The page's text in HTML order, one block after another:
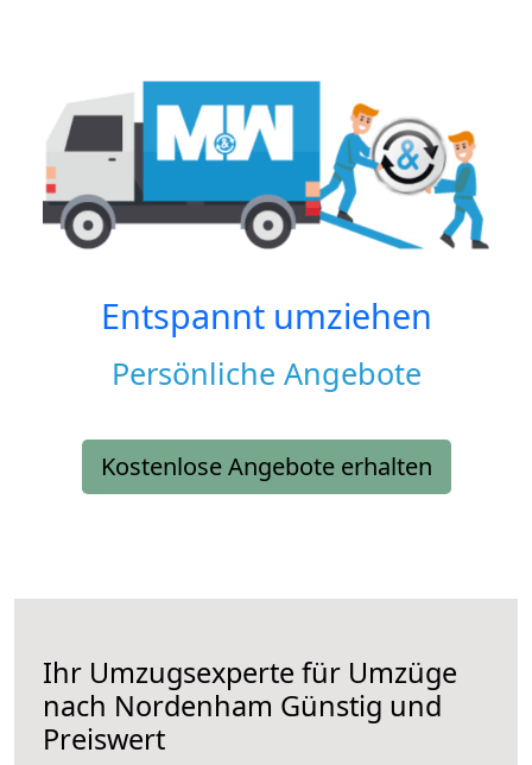
Entspannt umziehen
Persönliche Angebote
Kostenlose Angebote erhalten
Ihr Umzugsexperte für Umzüge
nach Nordenham Günstig und
Preiswert